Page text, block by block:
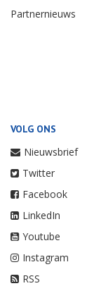
Partnernieuws
VOLG ONS
Nieuwsbrief
Twitter
Facebook
LinkedIn
Youtube
Instagram
RSS